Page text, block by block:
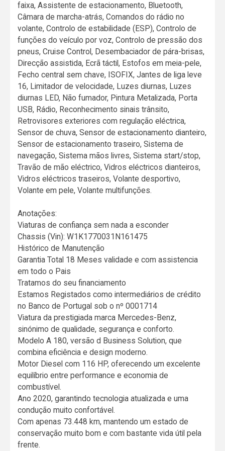
faixa, Assistente de estacionamento, Bluetooth,
Câmara de marcha-atrás, Comandos do rádio no
volante, Controlo de estabilidade (ESP), Controlo de
funções do veículo por voz, Controlo de pressão dos
pneus, Cruise Control, Desembaciador de pára-brisas,
Direcção assistida, Ecrã táctil, Estofos em meia-pele,
Fecho central sem chave, ISOFIX, Jantes de liga leve
16, Limitador de velocidade, Luzes diurnas, Luzes
diurnas LED, Não fumador, Pintura Metalizada, Porta
USB, Rádio, Reconhecimento sinais trânsito,
Retrovisores exteriores com regulação eléctrica,
Sensor de chuva, Sensor de estacionamento dianteiro,
Sensor de estacionamento traseiro, Sistema de
navegação, Sistema mãos livres, Sistema start/stop,
Travão de mão eléctrico, Vidros eléctricos dianteiros,
Vidros eléctricos traseiros, Volante desportivo,
Volante em pele, Volante multifunções.
Anotações:
Viaturas de confiança sem nada a esconder
Chassis (Vin): W1K1770031N161475
Histórico de Manutenção
Garantia Total 18 Meses validade e com assistencia
em todo o Pais
Tratamos do seu financiamento
Estamos Registados como intermediários de crédito
no Banco de Portugal sob o nº 0001714
Viatura da prestigiada marca Mercedes-Benz,
sinónimo de qualidade, segurança e conforto.
Modelo A 180, versão d Business Solution, que
combina eficiência e design moderno.
Motor Diesel com 116 HP, oferecendo um excelente
equilíbrio entre performance e economia de
combustível.
Ano 2020, garantindo tecnologia atualizada e uma
condução muito confortável.
Com apenas 73.448 km, mantendo um estado de
conservação muito bom e com bastante vida útil pela
frente.